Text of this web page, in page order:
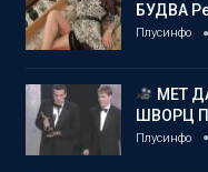
БУДВА
Плусинфо
МЕТ
ШВОРЦ
Плусинфо